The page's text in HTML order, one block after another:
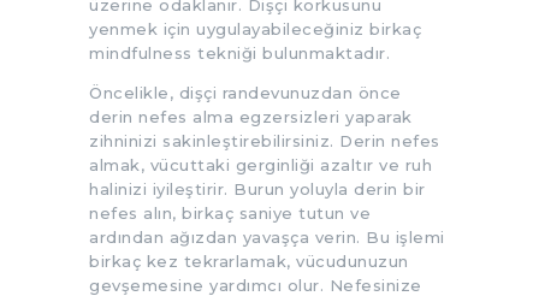
üzerine odaklanır. Dişçi korkusunu
yenmek için uygulayabileceğiniz birkaç
mindfulness tekniği bulunmaktadır.
Öncelikle, dişçi randevunuzdan önce
derin nefes alma egzersizleri yaparak
zihninizi sakinleştirebilirsiniz. Derin nefes
almak, vücuttaki gerginliği azaltır ve ruh
halinizi iyileştirir. Burun yoluyla derin bir
nefes alın, birkaç saniye tutun ve
ardından ağızdan yavaşça verin. Bu işlemi
birkaç kez tekrarlamak, vücudunuzun
gevşemesine yardımcı olur. Nefesinize